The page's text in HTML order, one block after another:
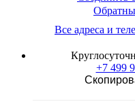
Все адреса и
+7 499